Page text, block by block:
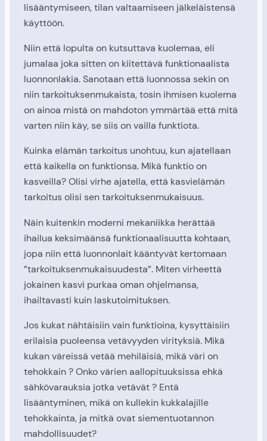
lisääntymiseen, tilan valtaamiseen jälkeläistensä
käyttöön.
Niin että lopulta on kutsuttava kuolemaa, eli
jumalaa joka sitten on kiitettävä funktionaalista
luonnonlakia. Sanotaan että luonnossa sekin on
niin tarkoituksenmukaista, tosin ihmisen kuolema
on ainoa mistä on mahdoton ymmärtää että mitä
varten niin käy, se siis on vailla funktiota.
Kuinka elämän tarkoitus unohtuu, kun ajatellaan
että kaikella on funktionsa. Mikä funktio on
kasveilla? Olisi virhe ajatella, että kasvielämän
tarkoitus olisi sen tarkoituksenmukaisuus.
Näin kuitenkin moderni mekaniikka herättää
ihailua keksimäänsä funktionaalisuutta kohtaan,
jopa niin että luonnonlait kääntyvät kertomaan
”tarkoituksenmukaisuudesta”. Miten virheettä
jokainen kasvi purkaa oman ohjelmansa,
ihailtavasti kuin laskutoimituksen.
Jos kukat nähtäisiin vain funktioina, kysyttäisiin
erilaisia puoleensa vetävyyden virityksiä. Mikä
kukan väreissä vetää mehiläisiä, mikä väri on
tehokkain ? Onko värien aallopituuksissa ehkä
sähkövarauksia jotka vetävät ? Entä
lisääntyminen, mikä on kullekin kukkalajille
tehokkainta, ja mitkä ovat siementuotannon
mahdollisuudet?